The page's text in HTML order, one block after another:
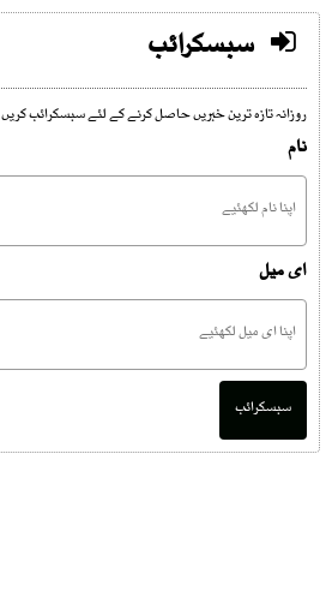
سبسکرائب
روزانہ تازہ ترین خبریں حاصل کرنے کے لئے سبسکرائب کریں
نام
ای میل
سبسکرائب